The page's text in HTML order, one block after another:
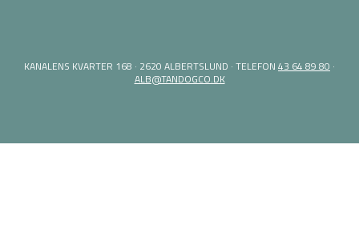
KANALENS KVARTER 168 · 2620 ALBERTSLUND · TELEFON 43 64 89 80 ·
ALB@TANDOGCO.DK